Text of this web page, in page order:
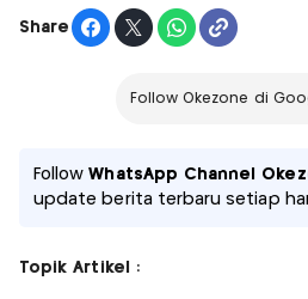
Share
Follow Okezone di
FollowWhatsApp Channel
update berita terbaru setiap
Topik Artikel :